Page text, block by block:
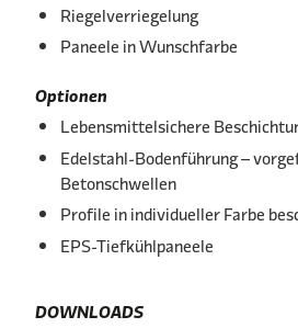
Riegelverriegelung
Paneele in Wunschfarbe
Optionen
Lebensmittelsichere
Edelstahl-Bodenführung –
Betonschwellen
Profile in individueller Farbe
EPS-Tiefkühlpaneele
DOWNLOADS